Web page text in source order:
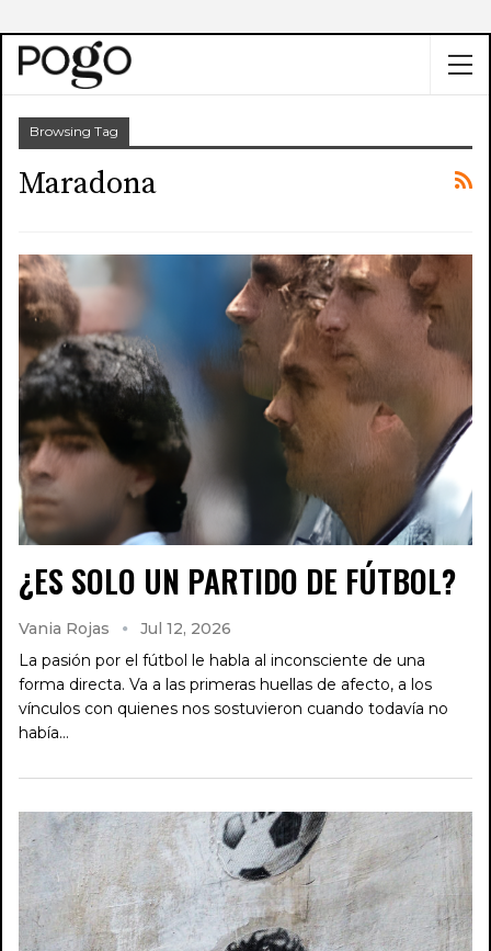
Browsing Tag
Maradona
¿ES SOLO UN PARTIDO DE FÚTBOL?
Vania Rojas
Jul 12, 2026
La pasión por el fútbol le habla al inconsciente de una
forma directa. Va a las primeras huellas de afecto, a los
vínculos con quienes nos sostuvieron cuando todavía no
había…